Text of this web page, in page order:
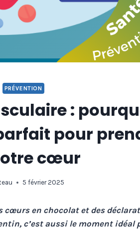
PRÉVENTION
:
pour
cœur
5 février 2025
cœurs en chocolat et des
c’est aussi le moment idéal